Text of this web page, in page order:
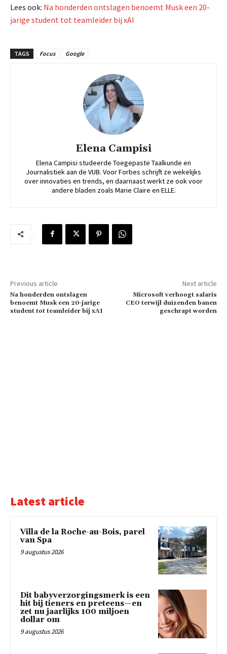
Lees ook: Na honderden ontslagen benoemt Musk een 20-
jarige student tot teamleider bij xAI
TAGS Focus Google
Elena Campisi
Elena Campisi studeerde Toegepaste Taalkunde en
Journalistiek aan de VUB. Voor Forbes schrijft ze wekelijks
over innovaties en trends, en daarnaast werkt ze ook voor
andere bladen zoals Marie Claire en ELLE.
Previous article
Na honderden ontslagen
benoemt Musk een 20-jarige
student tot teamleider bij xAI
Next article
Microsoft verhoogt salaris
CEO terwijl duizenden banen
geschrapt worden
Latest article
Villa de la Roche-au-Bois, parel
van Spa
9 augustus 2026
Dit babyverzorgingsmerk is een
hit bij tieners en preteens—en
zet nu jaarlijks 100 miljoen
dollar om
9 augustus 2026